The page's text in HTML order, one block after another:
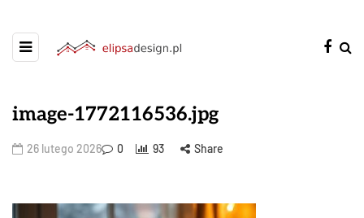
image-1772116536.jpg
26 lutego 2026 0 93 Share